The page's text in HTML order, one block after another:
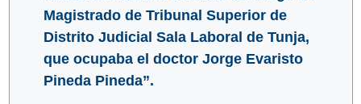
Magistrado de Tribunal Superior de
Distrito Judicial Sala Laboral de Tunja,
que ocupaba el doctor Jorge Evaristo
Pineda Pineda”.